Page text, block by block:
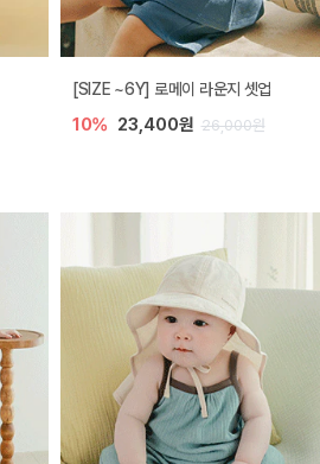
[SIZE ~6Y] 로메이 라운지 셋업
10% 23,400원 26,000원